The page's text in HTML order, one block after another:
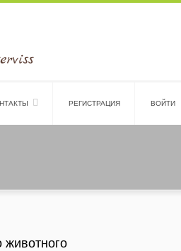
PЕГИСТРАЦИЯ ВОЙТИ